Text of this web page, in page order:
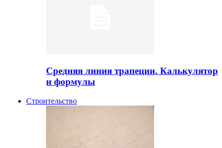
Средняя линия трапеции. Калькулятор
и формулы
Строительство